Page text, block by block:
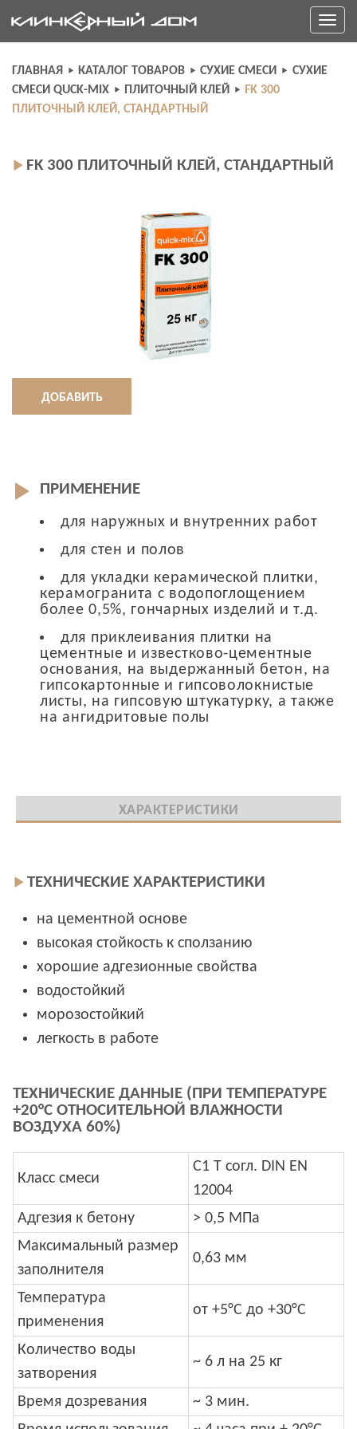
to
content
Toggle
ГЛАВНАЯ КАТАЛОГ ТОВАРОВ СУХИЕ СМЕСИ
СУХИЕ
СМЕСИ QUCK-MIX
ПЛИТОЧНЫЙ КЛЕЙ
FK 300
ПЛИТОЧНЫЙ КЛЕЙ, СТАНДАРТНЫЙ
FK 300 ПЛИТОЧНЫЙ КЛЕЙ, СТАНДАРТНЫЙ
ДОБАВИТЬ
ПРИМЕНЕНИЕ
для наружных и внутренних работ
для стен и полов
для укладки керамической плитки,
керамогранита с водопоглощением
более 0,5%, гончарных изделий и т.д.
для приклеивания плитки на
цементные и известково-цементные
основания, на выдержанный бетон, на
гипсокартонные и гипсоволокнистые
листы, на гипсовую штукатурку, а также
на ангидритовые полы
ХАРАКТЕРИСТИКИ
ТЕХНИЧЕСКИЕ ХАРАКТЕРИСТИКИ
на цементной основе
высокая стойкость к сползанию
хорошие адгезионные свойства
водостойкий
морозостойкий
легкость в работе
ТЕХНИЧЕСКИЕ ДАННЫЕ (ПРИ ТЕМПЕРАТУРЕ
+20°C ОТНОСИТЕЛЬНОЙ ВЛАЖНОСТИ
ВОЗДУХА 60%)
Класс смеси
С1 Т согл. DIN EN
12004
Адгезия к бетону
> 0,5 МПа
Максимальный размер
заполнителя
0,63 мм
Температура
применения
от +5°С до +30°С
Количество воды
затворения
~ 6 л на 25 кг
Время дозревания
~ 3 мин.